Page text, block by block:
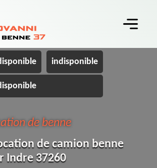
indisponible
de benne
de camion benne
Indre 37260